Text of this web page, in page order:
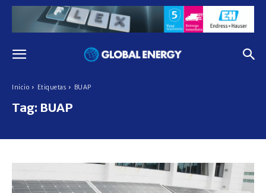
Inicio Etiquetas BUAP
Tag: BUAP